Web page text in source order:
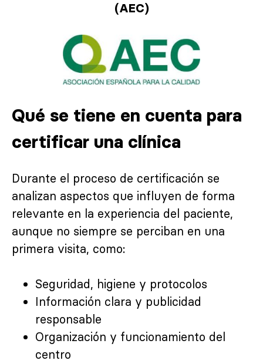
(AEC)
Qué se tiene en cuenta para
certificar una clínica
Durante el proceso de certificación se
analizan aspectos que influyen de forma
relevante en la experiencia del paciente,
aunque no siempre se perciban en una
primera visita, como:
Seguridad, higiene y protocolos
Información clara y publicidad
responsable
Organización y funcionamiento del
centro